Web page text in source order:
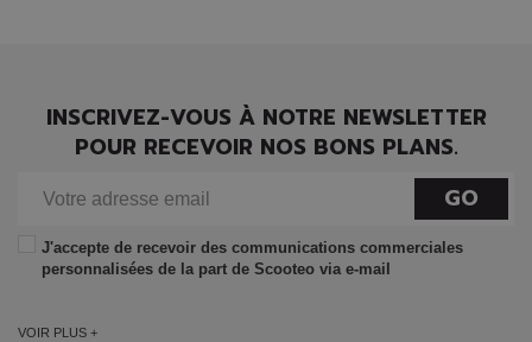
INSCRIVEZ-VOUS À NOTRE NEWSLETTER
POUR RECEVOIR NOS BONS PLANS.
GO
J'accepte de recevoir des communications commerciales
personnalisées de la part de Scooteo via e-mail
VOIR PLUS +